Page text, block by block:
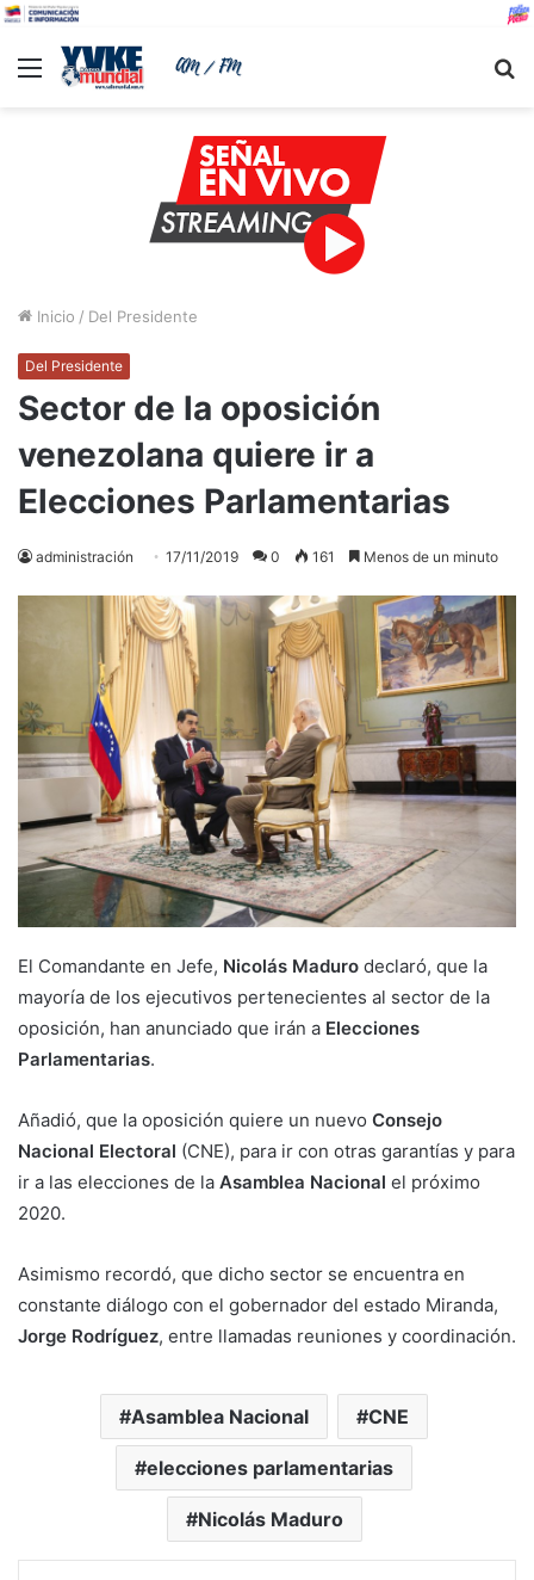
Menu
Inicio / Del Presidente
Del Presidente
Sector de la oposición
venezolana quiere ir a
Elecciones Parlamentarias
administración 17/11/2019 0 161 Menos de un minuto
El Comandante en Jefe, Nicolás Maduro declaró, que la
mayoría de los ejecutivos pertenecientes al sector de la
oposición, han anunciado que irán a Elecciones
Parlamentarias.
Añadió, que la oposición quiere un nuevo Consejo
Nacional Electoral (CNE), para ir con otras garantías y para
ir a las elecciones de la Asamblea Nacional el próximo
2020.
Asimismo recordó, que dicho sector se encuentra en
constante diálogo con el gobernador del estado Miranda,
Jorge Rodríguez, entre llamadas reuniones y coordinación.
Asamblea Nacional CNE
elecciones parlamentarias
Nicolás Maduro